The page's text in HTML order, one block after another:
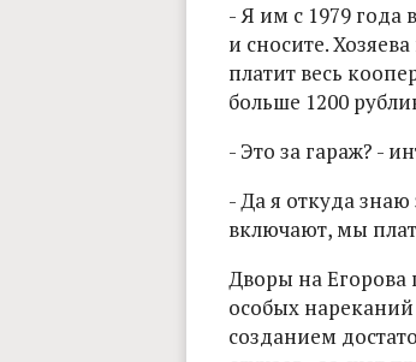
- Я им с 1979 года
и сносите.
платит весь
больше 1200
- Это за гараж? -
- Да я откуда
включают, мы
Дворы на Егорова
особых
созданием